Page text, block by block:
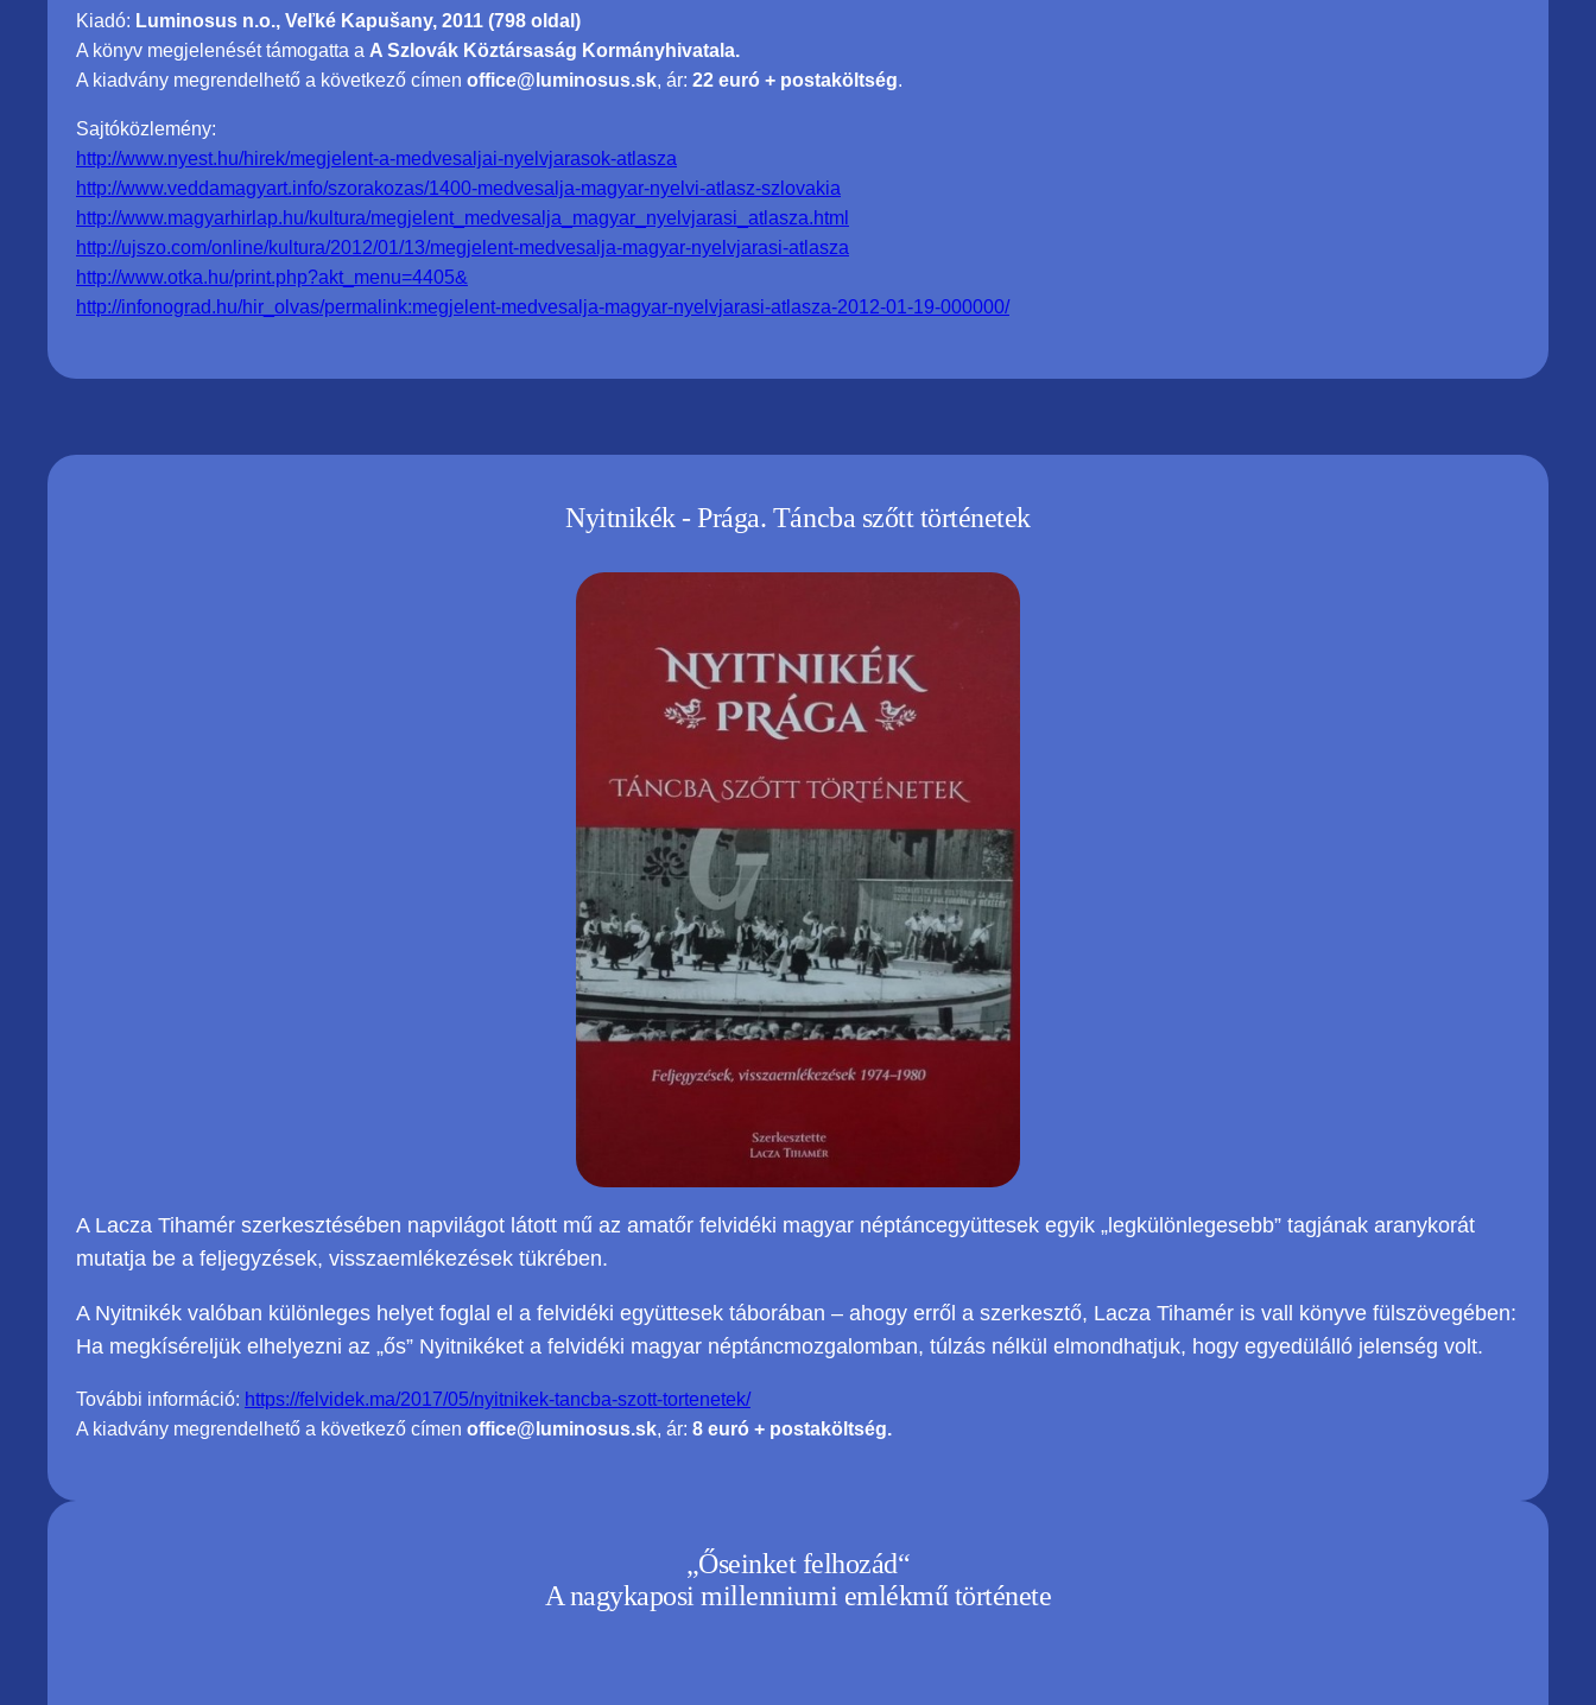
Kiadó: Luminosus n.o., Veľké Kapušany, 2011 (798 oldal)
A könyv megjelenését támogatta a A Szlovák Köztársaság Kormányhivatala.
A kiadvány megrendelhető a következő címen office@luminosus.sk, ár: 22 euró + postaköltség.
Sajtóközlemény:
http://www.nyest.hu/hirek/megjelent-a-medvesaljai-nyelvjarasok-atlasza
http://www.veddamagyart.info/szorakozas/1400-medvesalja-magyar-nyelvi-atlasz-szlovakia
http://www.magyarhirlap.hu/kultura/megjelent_medvesalja_magyar_nyelvjarasi_atlasza.html
http://ujszo.com/online/kultura/2012/01/13/megjelent-medvesalja-magyar-nyelvjarasi-atlasza
http://www.otka.hu/print.php?akt_menu=4405&
http://infonograd.hu/hir_olvas/permalink:megjelent-medvesalja-magyar-nyelvjarasi-atlasza-2012-01-19-000000/
Nyitnikék - Prága. Táncba szőtt történetek
A Lacza Tihamér szerkesztésében napvilágot látott mű az amatőr felvidéki magyar néptáncegyüttesek egyik „legkülönlegesebb” tagjának aranykorát
mutatja be a feljegyzések, visszaemlékezések tükrében.
A Nyitnikék valóban különleges helyet foglal el a felvidéki együttesek táborában – ahogy erről a szerkesztő, Lacza Tihamér is vall könyve fülszövegében:
Ha megkíséreljük elhelyezni az „ős” Nyitnikéket a felvidéki magyar néptáncmozgalomban, túlzás nélkül elmondhatjuk, hogy egyedülálló jelenség volt.
További információ: https://felvidek.ma/2017/05/nyitnikek-tancba-szott-tortenetek/
A kiadvány megrendelhető a következő címen office@luminosus.sk, ár: 8 euró + postaköltség.
„Őseinket felhozád“
A nagykaposi millenniumi emlékmű története